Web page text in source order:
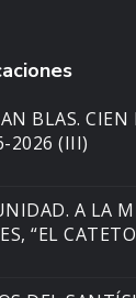
BLAS. CIEN
2026 (III)
A LA
“EL